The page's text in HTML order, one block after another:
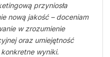
przyniosła
nową jakość – doceniam
w zrozumienie
oraz umiejętność
wyniki.